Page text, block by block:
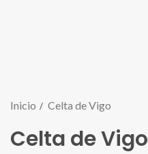
Inicio Celta de Vigo
Celta de Vigo